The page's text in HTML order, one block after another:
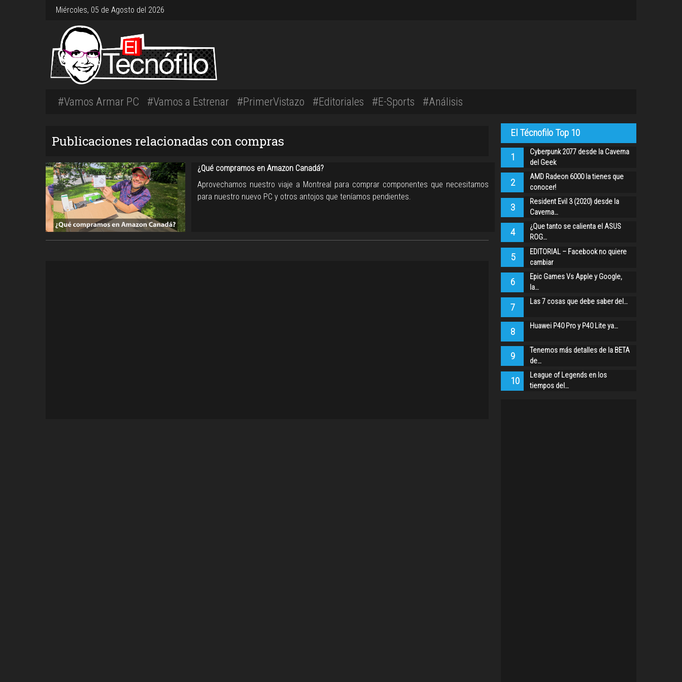
Miércoles, 05 de Agosto del 2026
#Vamos Armar PC #Vamos a Estrenar #PrimerVistazo #Editoriales #E-Sports #Análisis
Publicaciones relacionadas con compras
¿Qué compramos en Amazon Canadá?
Aprovechamos nuestro viaje a Montreal para comprar componentes que necesitamos
para nuestro nuevo PC y otros antojos que teníamos pendientes.
El Técnofilo Top 10
1
Cyberpunk 2077 desde la Caverna
del Geek
2
AMD Radeon 6000 la tienes que
conocer!
3
Resident Evil 3 (2020) desde la
Caverna…
4
¿Que tanto se calienta el ASUS
ROG…
5
EDITORIAL – Facebook no quiere
cambiar
6
Epic Games Vs Apple y Google,
la…
7 Las 7 cosas que debe saber del…
8 Huawei P40 Pro y P40 Lite ya…
9
Tenemos más detalles de la BETA
de…
10
League of Legends en los
tiempos del…